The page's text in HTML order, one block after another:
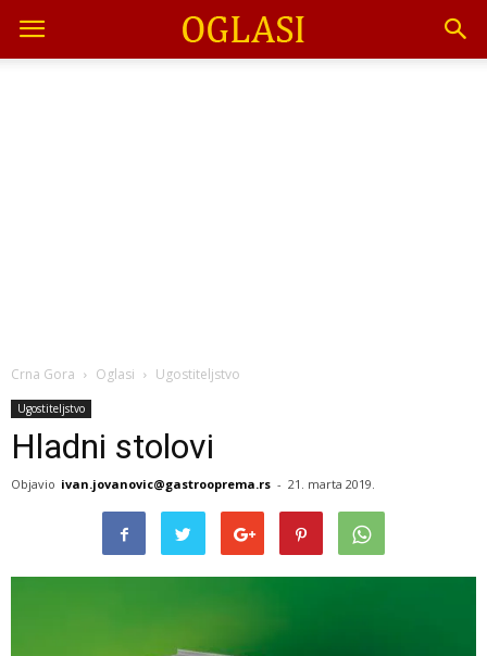
Crna Gora Oglasi Ugostiteljstvo
Ugostiteljstvo
Hladni stolovi
Objavio ivan.jovanovic@gastrooprema.rs - 21. marta 2019.